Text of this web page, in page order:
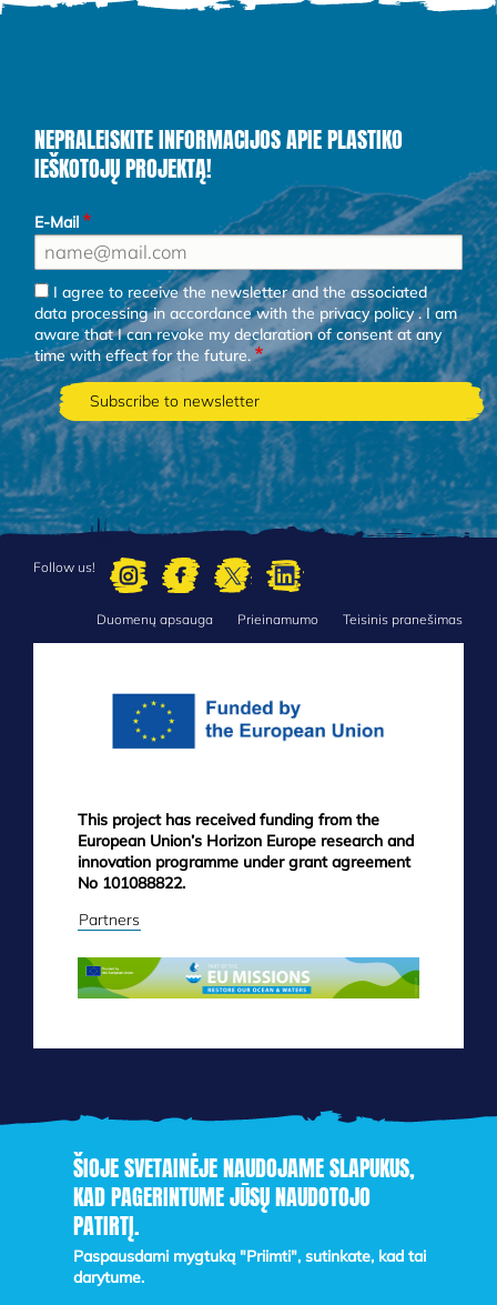
ŠIOJE SVETAINĖJE NAUDOJAME SLAPUKUS,
KAD PAGERINTUME JŪSŲ NAUDOTOJO
PATIRTĮ.
Paspausdami mygtuką "Priimti", sutinkate, kad tai
darytume.
NEPRALEISKITE INFORMACIJOS APIE PLASTIKO
IEŠKOTOJŲ PROJEKTĄ!
E-Mail
I agree to receive the newsletter and the associated
data processing in accordance with theprivacy policy. I am
aware that I can revoke my declaration of consent at any
time with effect for the future.
Follow us!
Duomenų apsauga Prieinamumo Teisinis pranešimas
This project has received funding from the
European Union’s Horizon Europe research and
innovation programme under grant agreement
No 101088822.
Partners
Skip
content